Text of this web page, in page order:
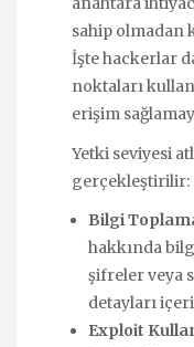
sahip olmadan
İşte hackerlar
noktaları
erişim
Yetki seviyesi
gerçekleştirilir:
Bilgi
hakkında
şifreler veya
detayları
Exploit